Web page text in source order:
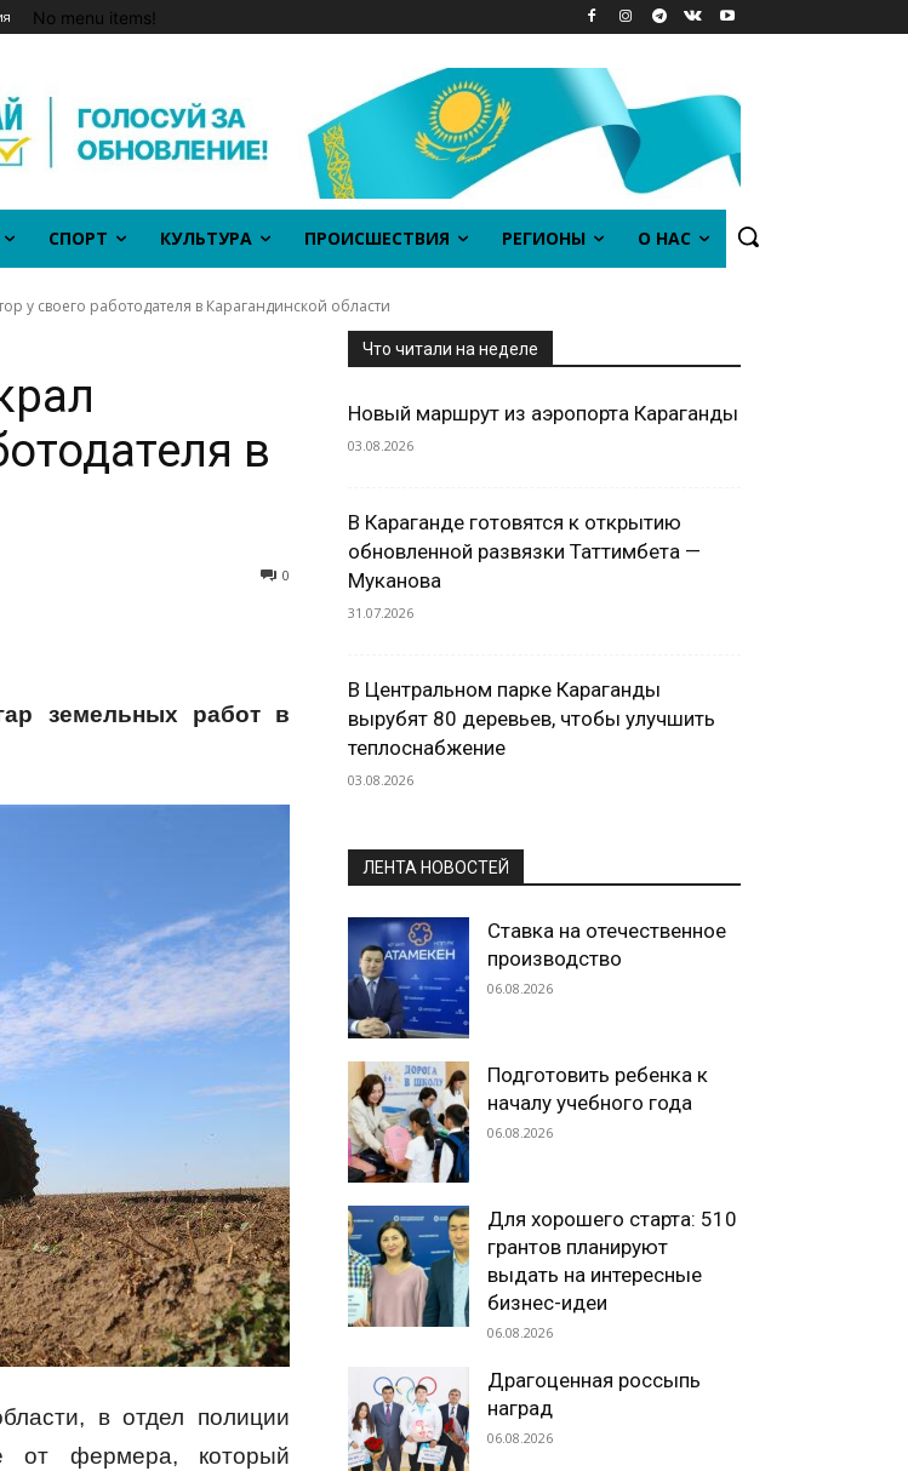
No menu items!
СПОРТ КУЛЬТУРА ПРОИСШЕСТВИЯ РЕГИОНЫ О НАС
у своего работодателя в Карагандинской области
в
0
земельных работ в
в отдел полиции
от фермера, который
Что читали на неделе
Новый маршрут из аэропорта Караганды
03.08.2026
В Караганде готовятся к открытию
обновленной развязки Таттимбета —
Муканова
31.07.2026
В Центральном парке Караганды
вырубят 80 деревьев, чтобы улучшить
теплоснабжение
03.08.2026
ЛЕНТА НОВОСТЕЙ
Ставка на отечественное
производство
06.08.2026
Подготовить ребенка к
началу учебного года
06.08.2026
Для хорошего старта: 510
грантов планируют
выдать на интересные
бизнес-идеи
06.08.2026
Драгоценная россыпь
наград
06.08.2026